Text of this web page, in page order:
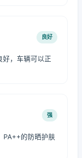
良好
好，车辆可以正
强
PA++的防晒护肤